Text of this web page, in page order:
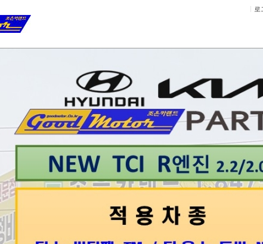
로
수입차 정비상담
● 국산차 정비상담
VWAG
뉴ef 2.0 가솔린 등속조인트 양쪽 outer 부트교환 문의드립니다
현재 터진지 얼마안되서 소리는 안나는 상태이고
양쪽 아우터만 일반품으로 교체 문의드립니다!